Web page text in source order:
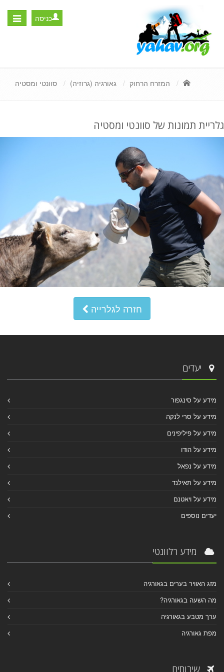
Toggle
כניסה
המזרח הרחוק גאורגיה (גרוזיה) סוונטי ומסטיה
גלריית תמונות של סוונטי ומסטיה
חזרה לגלרייה
יעדים
מידע על סינגפור
מידע על סרי לנקה
מידע על פיליפינים
מידע על הודו
מידע על נפאל
מידע על תאילנד
מידע על ויאטנם
יעדים נוספים
מידע רלוונטי
מזג האוויר בערים בגאורגיה
מה השעה בגאורגיה?
ערך מטבע בגאורגיה
מפת גאורגיה
שירותים